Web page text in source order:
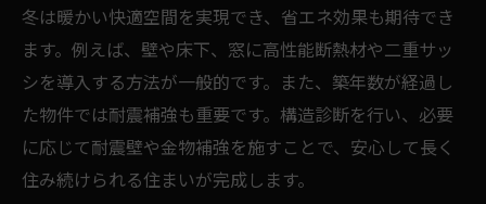
冬は暖かい快適空間を実現でき、省エネ効果も期待でき
ます。例えば、壁や床下、窓に高性能断熱材や二重サッ
シを導入する方法が一般的です。また、築年数が経過し
た物件では耐震補強も重要です。構造診断を行い、必要
に応じて耐震壁や金物補強を施すことで、安心して長く
住み続けられる住まいが完成します。